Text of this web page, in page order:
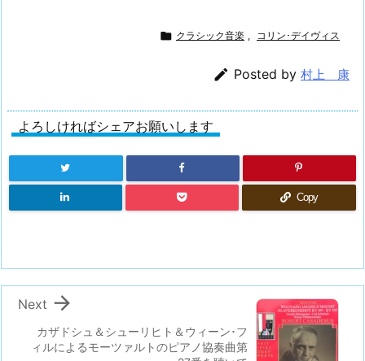
 クラシック音楽 , コリン･デイヴィス
 Posted by 村上 康
よろしければシェアお願いします
Copy
カザドシュ＆シューリヒト＆ウィーン･フ
ィルによるモーツァルトのピアノ協奏曲第

Next